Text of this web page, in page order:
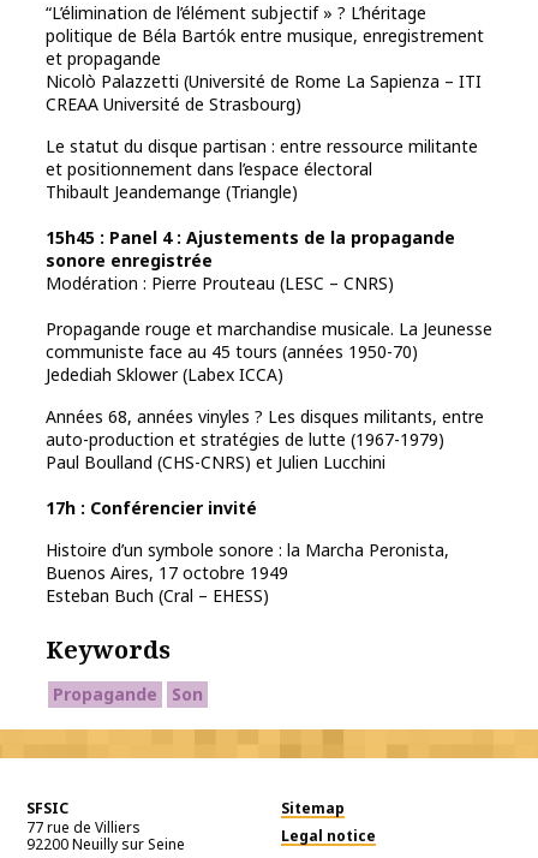
“L’élimination de l’élément subjectif » ? L’héritage
politique de Béla Bartók entre musique, enregistrement
et propagande
Nicolò Palazzetti (Université de Rome La Sapienza – ITI
CREAA Université de Strasbourg)
Le statut du disque partisan : entre ressource militante
et positionnement dans l’espace électoral
Thibault Jeandemange (Triangle)
15h45 : Panel 4 : Ajustements de la propagande
sonore enregistrée
Modération : Pierre Prouteau (LESC – CNRS)
Propagande rouge et marchandise musicale. La Jeunesse
communiste face au 45 tours (années 1950-70)
Jedediah Sklower (Labex ICCA)
Années 68, années vinyles ? Les disques militants, entre
auto-production et stratégies de lutte (1967-1979)
Paul Boulland (CHS-CNRS) et Julien Lucchini
17h : Conférencier invité
Histoire d’un symbole sonore : la Marcha Peronista,
Buenos Aires, 17 octobre 1949
Esteban Buch (Cral – EHESS)
Keywords
Propagande Son
SFSIC
77 rue de Villiers
92200Neuilly sur Seine
Sitemap
Legal notice